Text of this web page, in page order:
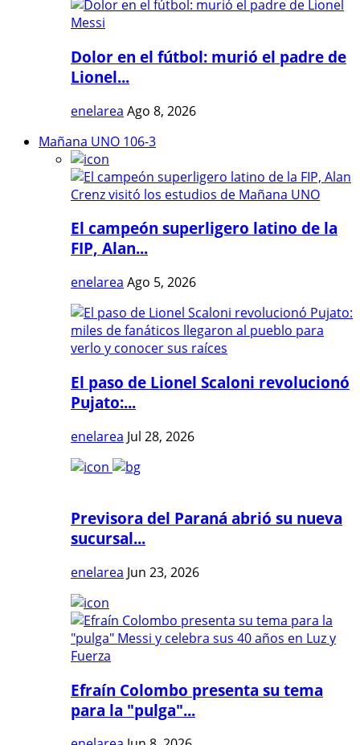
Dolor en el fútbol: murió el padre de
Lionel...
enelarea Ago 8, 2026
Mañana UNO 106-3
El campeón superligero latino de la
FIP, Alan...
enelarea Ago 5, 2026
El paso de Lionel Scaloni revolucionó
Pujato:...
enelarea Jul 28, 2026
Previsora del Paraná abrió su nueva
sucursal...
enelarea Jun 23, 2026
Efraín Colombo presenta su tema
para la "pulga"...